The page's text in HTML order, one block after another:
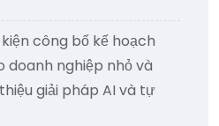
công bố kế hoạch
doanh nghiệp nhỏ và
giải pháp AI và tự